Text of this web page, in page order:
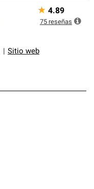
Sitio web
★ 4.89
75 reseñas